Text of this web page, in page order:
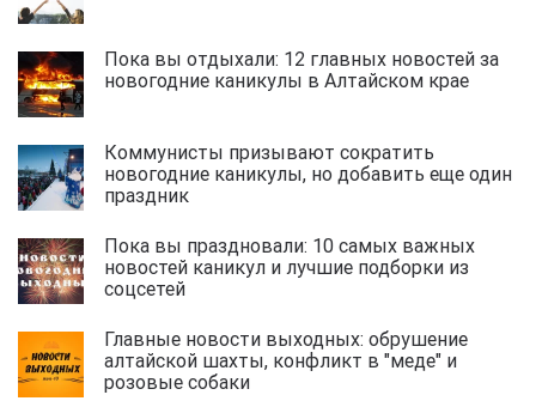
Пока вы отдыхали: 12 главных новостей за
новогодние каникулы в Алтайском крае
Коммунисты призывают сократить
новогодние каникулы, но добавить еще один
праздник
Пока вы праздновали: 10 самых важных
новостей каникул и лучшие подборки из
соцсетей
Главные новости выходных: обрушение
алтайской шахты, конфликт в "меде" и
розовые собаки